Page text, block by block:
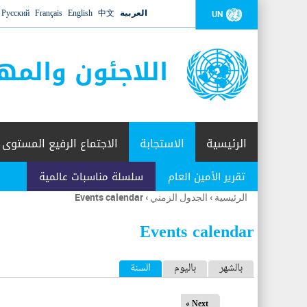
UN العربية 中文
English
Français
Русский
اللاجئون
الرئيسية الاستجابة
تقرير الأمين العام سلسلة مناسبات عالمية
الاجتماع الرفيع المستوى
أنت
هنا
الرئيسية › الجدول الزمني ›
Events calendar
Events calendar
ا بالشهر باليوم السنة (علامة التبويب النشطة)